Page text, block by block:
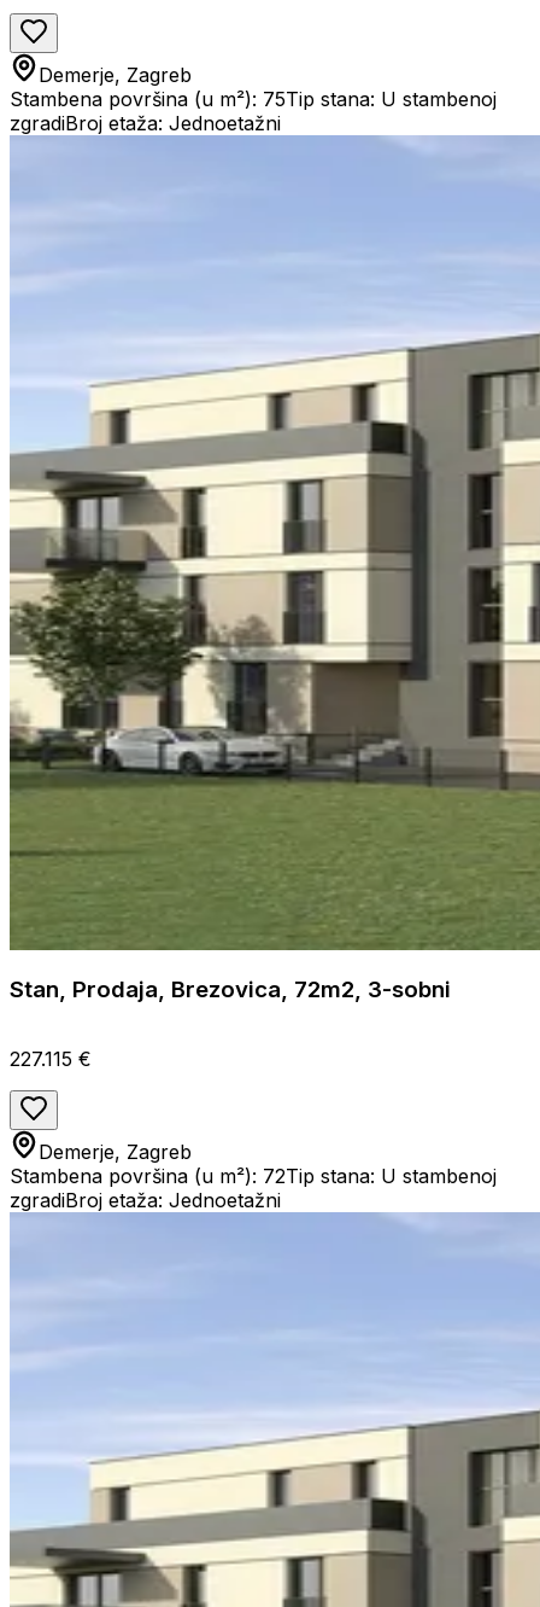
Demerje, Zagreb
Stambena površina (u m²): 75Tip stana: U stambenoj
zgradiBroj etaža: Jednoetažni
Stan, Prodaja, Brezovica, 72m2, 3-sobni
227.115 €
Demerje, Zagreb
Stambena površina (u m²): 72Tip stana: U stambenoj
zgradiBroj etaža: Jednoetažni